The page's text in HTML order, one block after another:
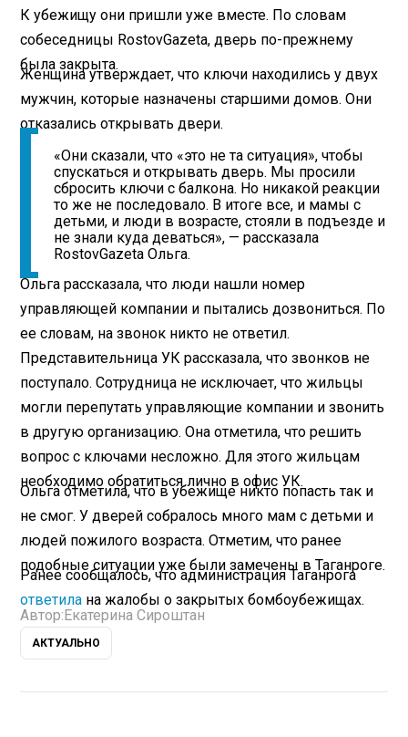
К убежищу они пришли уже вместе. По словам
собеседницы RostovGazeta, дверь по-прежнему
была закрыта.
Женщина утверждает, что ключи находились у двух
мужчин, которые назначены старшими домов. Они
отказались открывать двери.
«Они сказали, что «это не та ситуация», чтобы
спускаться и открывать дверь. Мы просили
сбросить ключи с балкона. Но никакой реакции
то же не последовало. В итоге все, и мамы с
детьми, и люди в возрасте, стояли в подъезде и
не знали куда деваться», — рассказала
RostovGazeta Ольга.
Ольга рассказала, что люди нашли номер
управляющей компании и пытались дозвониться. По
ее словам, на звонок никто не ответил.
Представительница УК рассказала, что звонков не
поступало. Сотрудница не исключает, что жильцы
могли перепутать управляющие компании и звонить
в другую организацию. Она отметила, что решить
вопрос с ключами несложно. Для этого жильцам
необходимо обратиться лично в офис УК.
Ольга отметила, что в убежище никто попасть так и
не смог. У дверей собралось много мам с детьми и
людей пожилого возраста. Отметим, что ранее
подобные ситуации уже были замечены в Таганроге.
Ранее сообщалось, что администрация Таганрога
ответила на жалобы о закрытых бомбоубежищах.
Автор:Екатерина Сироштан
АКТУАЛЬНО